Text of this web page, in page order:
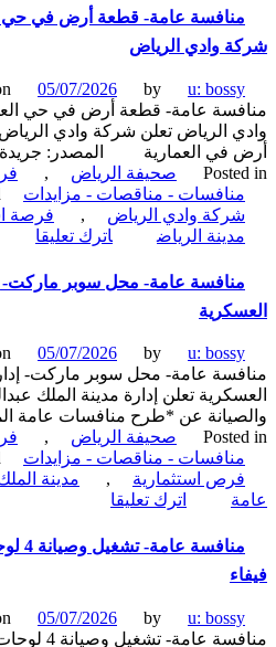
عامة-
مشتل
زراعي
الوراثية-
وزارة
البيئة
والمياه
والزراعة
عامة- قطعة أرض في حي
وادي الرياض
on 05/07/2026 by
u:
عامة- قطعة أرض في حي
الرياض تعلن شركة وادي الرياض
في العمارية المصدر: جريدة
صحيفة الرياض , فرص
- مناقصات - مزايدات
وادي الرياض
, فرصة
الرياض
اترك تعليقاon
عامة-
قطعة
حي
العمارية
مدينة
الرياض-
شركة
وادي
الرياض
عامة- محل سوبر ماركت- إدارة
on 05/07/2026 by
u:
عامة- محل سوبر ماركت- إدارة
تعلن إدارة مدينة الملك
عن *طرح منافسات عامة المرحلة
صحيفة الرياض , فرص
- مناقصات - مزايدات
استثمارية
, مدينة الملك عبد
اترك تعليقاon
عامة-
محل
إدارة
منافسة عامة-
on 05/07/2026 by
u:
منافسة عامة- تشغيل